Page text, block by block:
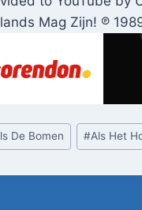
Mag Zijn! ℗
De Bomen #Als Het